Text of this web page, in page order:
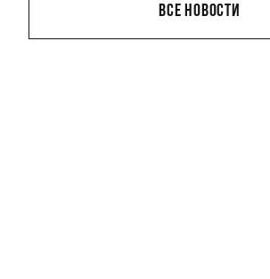
ВСЕ НОВОСТИ